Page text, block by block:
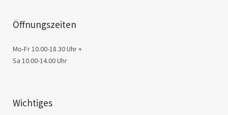
Öffnungszeiten
Mo-Fr 10.00-18.30 Uhr +
Sa 10.00-14.00 Uhr
Wichtiges